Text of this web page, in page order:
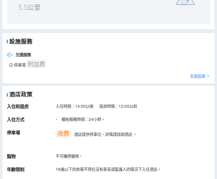
5.5公里
設施服務
交通服務
停車場 附加费
全部設施
酒店政策
入住和退房 入住時間：14:00以後 退房時間：12:00以前
入住方式 櫃枱服務時間：24小時。
停車場 收费 酒店提供停車位，詳情請諮詢酒店 。
寵物 不可攜帶寵物。
年齡限制 18歲以下的房客不得在沒有家長或監護人的情況下入住酒店。